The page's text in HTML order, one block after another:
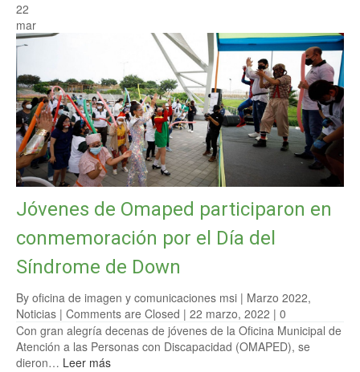
22
mar
Jóvenes de Omaped participaron en
conmemoración por el Día del
Síndrome de Down
By oficina de imagen y comunicaciones msi | Marzo 2022,
Noticias | Comments are Closed | 22 marzo, 2022 | 0
Con gran alegría decenas de jóvenes de la Oficina Municipal de
Atención a las Personas con Discapacidad (OMAPED), se
dieron… Leer más